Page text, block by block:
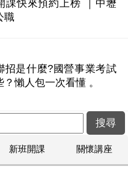
課快來預約上榜 ｜中壢
職
招是什麼?國營事業考試
？懶人包一次看懂 。
新班開課 關懷講座